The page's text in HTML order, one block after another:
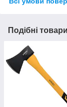
Подібні